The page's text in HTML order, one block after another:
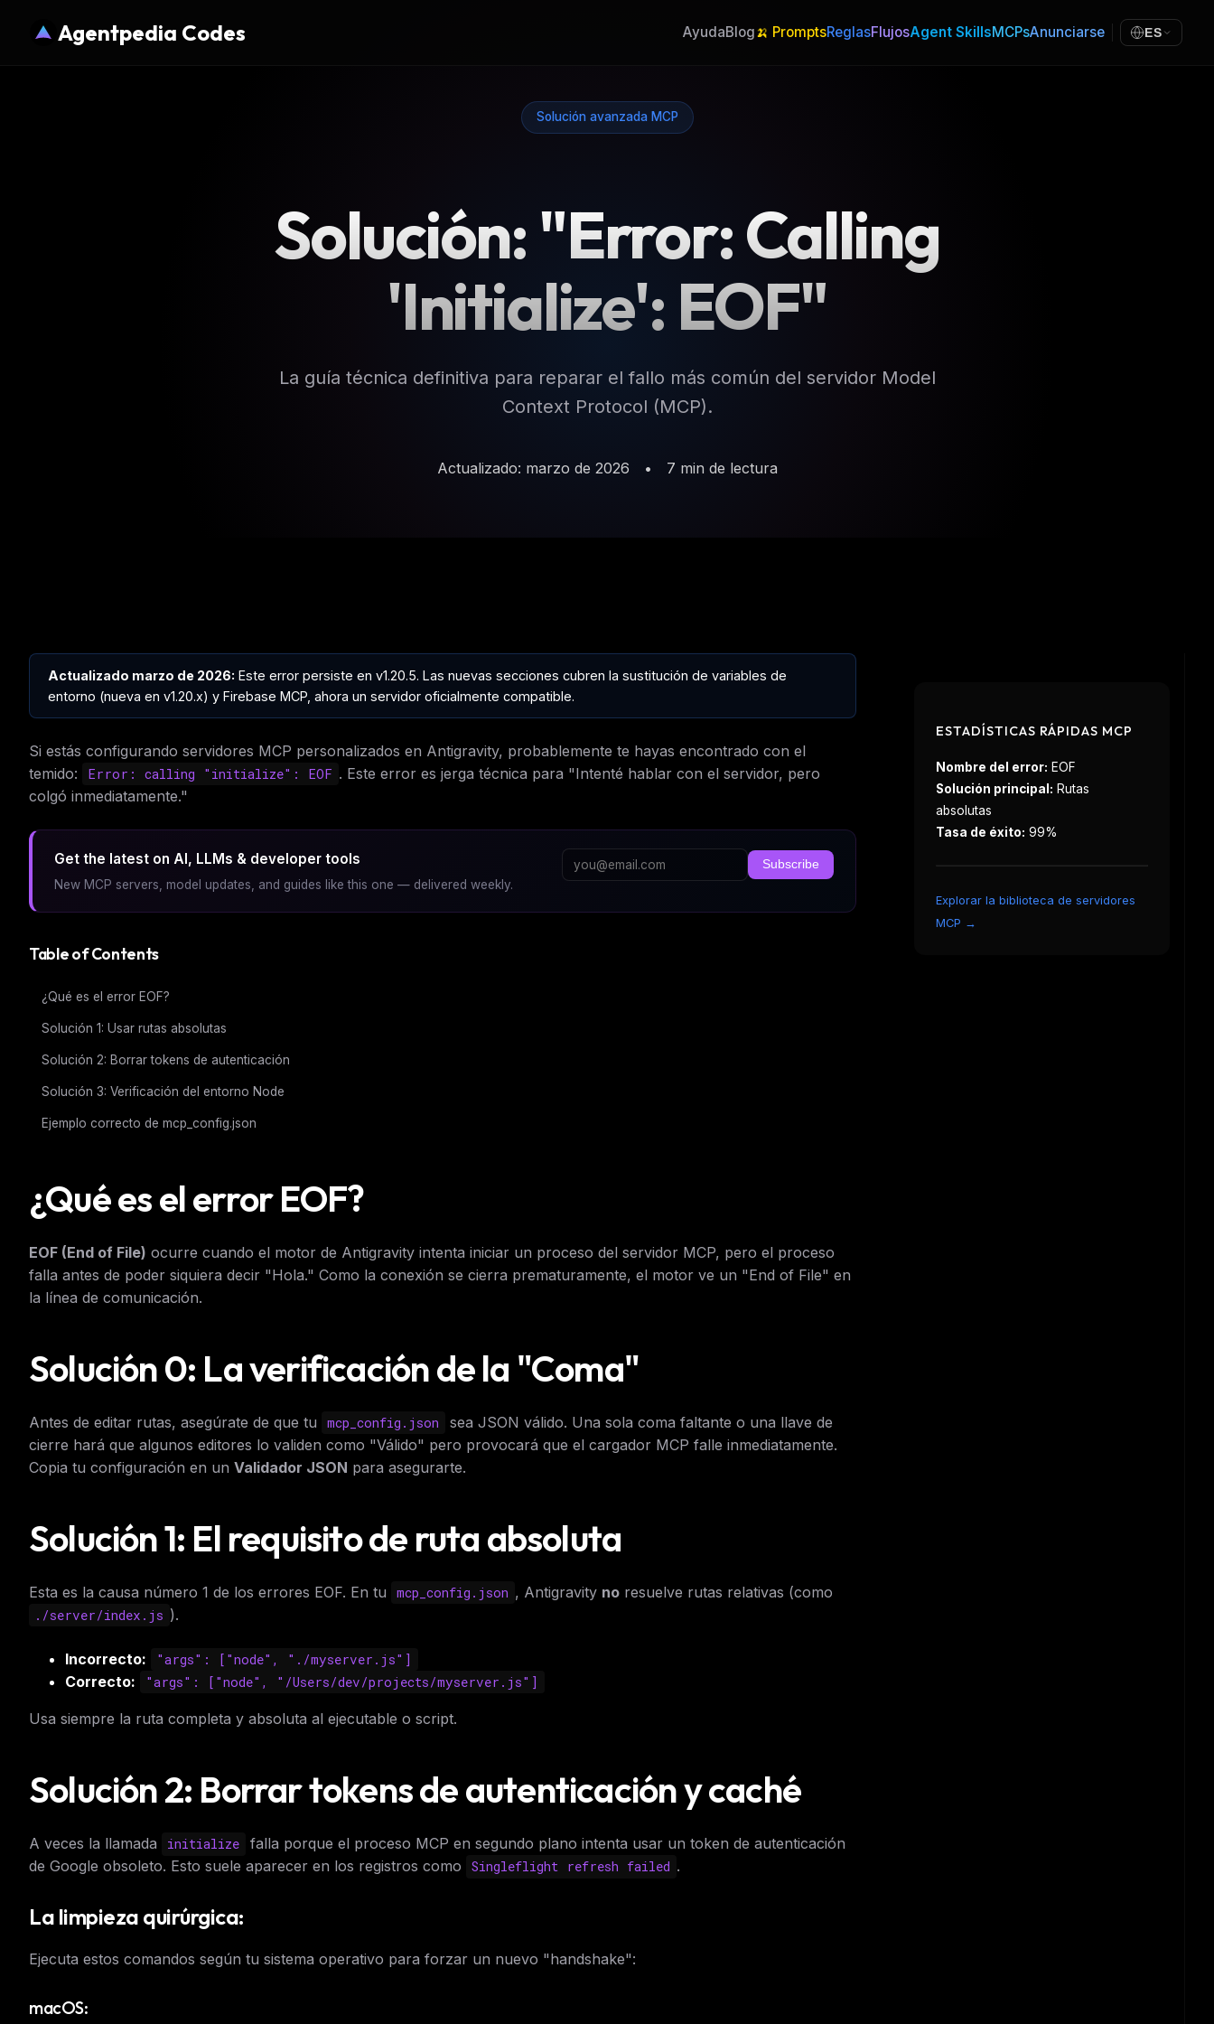
Agentpedia Codes AyudaBlog🍌 PromptsReglasFlujosAgent SkillsMCPsAnunciarse ES
Solución avanzada MCP
Solución: "Error: Calling
'Initialize': EOF"
La guía técnica definitiva para reparar el fallo más común del servidor Model
Context Protocol (MCP).
Actualizado: marzo de 2026 • 7 min de lectura
Actualizado marzo de 2026: Este error persiste en v1.20.5. Las nuevas secciones cubren la sustitución de variables de
entorno (nueva en v1.20.x) y Firebase MCP, ahora un servidor oficialmente compatible.
Si estás configurando servidores MCP personalizados en Antigravity, probablemente te hayas encontrado con el
temido:
Error: calling "initialize": EOF . Este error es jerga técnica para "Intenté hablar con el servidor, pero
colgó inmediatamente."
Get the latest on AI, LLMs & developer tools
New MCP servers, model updates, and guides like this one — delivered weekly.
Subscribe
Table of Contents
¿Qué es el error EOF?
Solución 1: Usar rutas absolutas
Solución 2: Borrar tokens de autenticación
Solución 3: Verificación del entorno Node
Ejemplo correcto de mcp_config.json
¿Qué es el error EOF?
EOF (End of File) ocurre cuando el motor de Antigravity intenta iniciar un proceso del servidor MCP, pero el proceso
falla antes de poder siquiera decir "Hola." Como la conexión se cierra prematuramente, el motor ve un "End of File" en
la línea de comunicación.
Solución 0: La verificación de la "Coma"
Antes de editar rutas, asegúrate de que tu mcp_config.json
sea JSON válido. Una sola coma faltante o una llave de
cierre hará que algunos editores lo validen como "Válido" pero provocará que el cargador MCP falle inmediatamente.
Copia tu configuración en un Validador JSON para asegurarte.
Solución 1: El requisito de ruta absoluta
Esta es la causa número 1 de los errores EOF. En tu mcp_config.json , Antigravity noresuelve rutas relativas (como
./server/index.js ).
Incorrecto: "args": ["node", "./myserver.js"]
Correcto: "args": ["node", "/Users/dev/projects/myserver.js"]
Usa siempre la ruta completa y absoluta al ejecutable o script.
Solución 2: Borrar tokens de autenticación y caché
A veces la llamada initialize
falla porque el proceso MCP en segundo plano intenta usar un token de autenticación
de Google obsoleto. Esto suele aparecer en los registros como
Singleflight refresh failed .
La limpieza quirúrgica:
Ejecuta estos comandos según tu sistema operativo para forzar un nuevo "handshake":
macOS:
ESTADÍSTICAS RÁPIDAS MCP
Nombre del error: EOF
Solución principal: Rutas
absolutas
Tasa de éxito: 99%
Explorar la biblioteca de servidores
MCP →
The weekly digest for